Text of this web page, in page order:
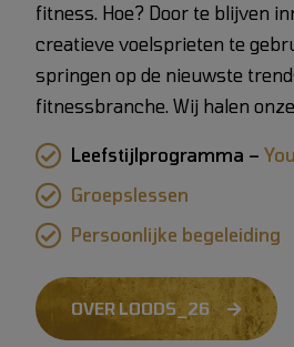
fitness. Hoe? Door te blijven
creatieve voelsprieten te
springen op de nieuwste
fitnessbranche. Wij halen
Leefstijlprogramma –
Groepslessen
Persoonlijke begeleiding
OVER LOODS_26